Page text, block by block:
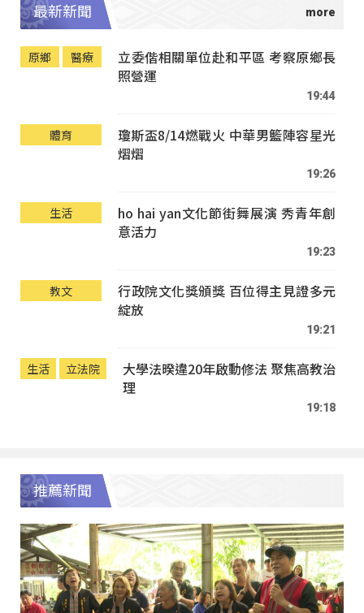
最新新聞
原鄉 醫療
立委偕相關單位赴和平區 考察原鄉長
照營運
19:44
體育
瓊斯盃8/14燃戰火 中華男籃陣容星光
熠熠
19:26
生活
ho hai yan文化節街舞展演 秀青年創
意活力
19:23
教文
行政院文化獎頒獎 百位得主見證多元
綻放
19:21
生活 立法院
大學法暌違20年啟動修法 聚焦高教治
理
19:18
推薦新聞